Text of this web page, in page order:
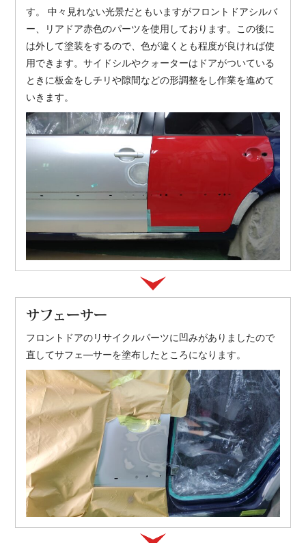
す。 中々見れない光景だともいますがフロントドアシルバ
ー、リアドア赤色のパーツを使用しております。この後に
は外して塗装をするので、色が違くとも程度が良ければ使
用できます。サイドシルやクォーターはドアがついている
ときに板金をしチリや隙間などの形調整をし作業を進めて
いきます。
サフェーサー
フロントドアのリサイクルパーツに凹みがありましたので
直してサフェ―サーを塗布したところになります。